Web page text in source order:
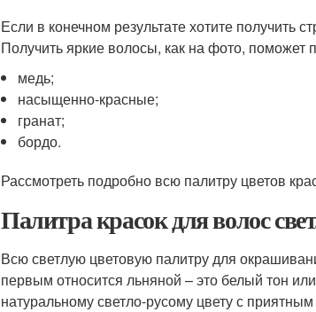
Если в конечном результате хотите получить
Получить яркие волосы, как на фото, поможет
медь;
насыщенно-красные;
гранат;
бордо.
Рассмотреть подробно всю палитру цветов
Палитра красок для волос
Всю светлую цветовую палитру для
первым относится льняной – это белый тон
натуральному светло-русому цвету с